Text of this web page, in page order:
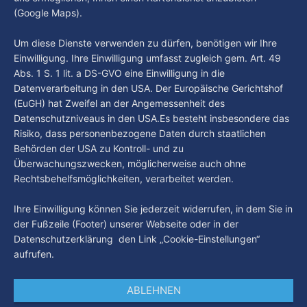
Hamburg verschärft seine Sicherheitsstrategie rund um den
Hauptbahnhof. Seit dem 1. August gilt das
Hauptbahnhof, sondern auch in weiten Teilen von St. Georg
– unter anderem rund um den Hansaplatz, den oberen
Steindamm und den ZOB. Damit sollen alkoholbedingte
Straftaten und Konflikte eingedämmt sowie die
By Luca Kimmel 3. Aug. 2026
(Google Maps).
Um diese Dienste verwenden zu dürfen, benötigen wir Ihre
Einwilligung. Ihre Einwilligung umfasst zugleich gem. Art. 49
Abs. 1 S. 1 lit. a DS-GVO eine Einwilligung in die
Datenverarbeitung in den USA. Der Europäische Gerichtshof
(EuGH) hat Zweifel an der Angemessenheit des
Datenschutzniveaus in den USA.Es besteht insbesondere das
Risiko, dass personenbezogene Daten durch staatlichen
Behörden der USA zu Kontroll- und zu
Überwachungszwecken, möglicherweise auch ohne
Rechtsbehelfsmöglichkeiten, verarbeitet werden.
Ihre Einwilligung können Sie jederzeit widerrufen, in dem Sie in
der Fußzeile (Footer) unserer Webseite oder in der
Datenschutzerklärung den Link „Cookie-Einstellungen“
aufrufen.
ABLEHNEN